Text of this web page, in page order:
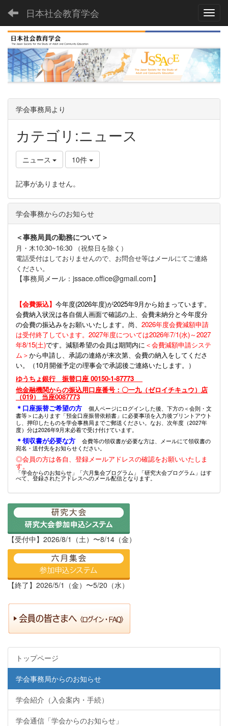
日本社会教育学会
学会事務局より
カテゴリ:ニュース
ニュース 10件
記事がありません。
学会事務からのお知らせ
＜事務局員の勤務について＞
月・木10:30~16:30 （祝祭日を除く）
電話受付はしておりませんので、お問合せ等はメールにてご連絡
ください。
【事務局メール：jssace.office@gmail.com】
【会費振込】 今年度(2026年度)が2025年9月から始まっています。
会費納入状況は各自個人画面で確認の上、会費未納分と今年度分
の会費の振込みをお願いいたします。尚、 2026年度会費減額申請
は受付終了しています。2027年度については2026年7/1(水)～2027
年8/15(土)です。減額希望の会員は期間内に ＜会費減額申請システ
ム＞から申請し、承認の連絡が来次第、会費の納入をしてくださ
い。（10月開催予定の理事会で承認後ご連絡いたします。）
ゆうちょ銀行 振替口座 00150-1-87773
他金融機関からの振込用口座番号：〇一九（ゼロイチキュウ）店
（019） 当座0087773
＊口座振替ご希望の方
個人ページにログインした後、下方の＜会則・文
書等＞にあります「預金口座振替依頼書」に必要事項を入力後プリントアウト
し、押印したものを学会事務局までご郵送ください。なお、次年度（2027年
度）分は2026年9月末必着で受け付けています。
＊領収書が必要な方
会費等の領収書が必要な方は、メールにて領収書の
宛名・送付先をお知らせください。
◎会員の方は各自、登録メールアドレスの確認をお願いいたしま
す。
「学会からのお知らせ」「六月集会プログラム」「研究大会プログラム」はす
べて、登録されたアドレスへのメール配信となります。
【受付中】2026/8/1（土）〜8/14（金）
【終了】2026/5/1（金）〜5/20（水）
トップページ
学会事務局からのお知らせ
学会紹介（入会案内・手続）
学会通信「学会からのお知らせ」